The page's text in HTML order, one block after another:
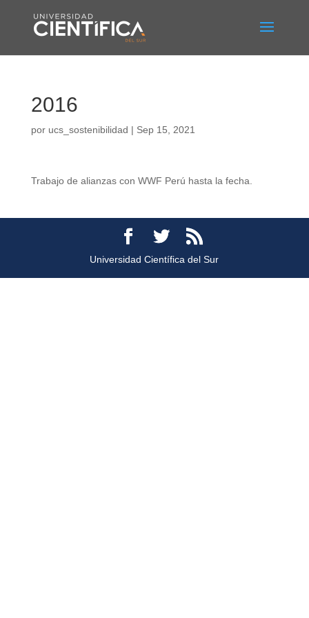
2016
por ucs_sostenibilidad | Sep 15, 2021
Trabajo de alianzas con WWF Perú hasta la fecha.
Universidad Científica del Sur